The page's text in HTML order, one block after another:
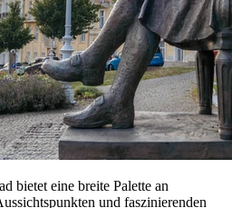
bietet eine breite Palette an
und faszinierenden